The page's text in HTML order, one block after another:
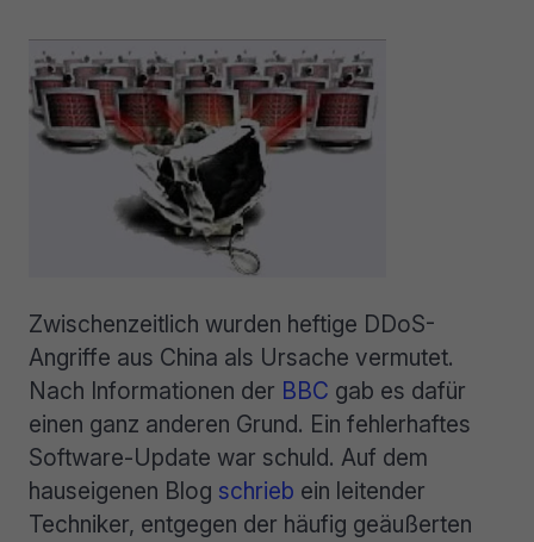
Zwischenzeitlich wurden heftige DDoS-
Angriffe aus China als Ursache vermutet.
Nach Informationen der BBC gab es dafür
einen ganz anderen Grund. Ein fehlerhaftes
Software-Update war schuld. Auf dem
hauseigenen Blog schrieb ein leitender
Techniker, entgegen der häufig geäußerten